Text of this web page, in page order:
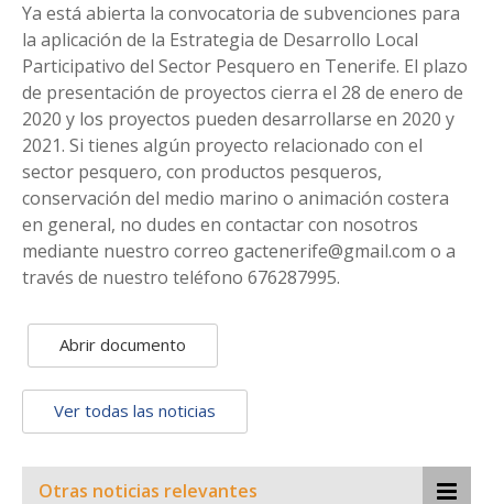
Ya está abierta la convocatoria de subvenciones para
la aplicación de la Estrategia de Desarrollo Local
Participativo del Sector Pesquero en Tenerife. El plazo
de presentación de proyectos cierra el 28 de enero de
2020 y los proyectos pueden desarrollarse en 2020 y
2021. Si tienes algún proyecto relacionado con el
sector pesquero, con productos pesqueros,
conservación del medio marino o animación costera
en general, no dudes en contactar con nosotros
mediante nuestro correo gactenerife@gmail.com o a
través de nuestro teléfono 676287995.
Abrir documento
Ver todas las noticias
Otras noticias relevantes